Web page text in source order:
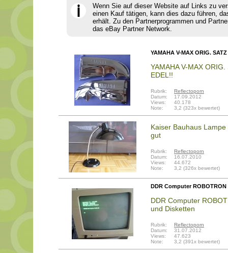
ℹ
Wenn Sie auf dieser Website auf Links zu
einen Kauf tätigen, kann dies dazu führen,
erhält. Zu den Partnerprogrammen und
das eBay Partner Network.
YAMAHA V-MAX ORIG.
YAMAHA V-MAX
EDEL!!
Rubrik:
Reflectoporn
Datum:
17.09.2012
Views:
40.178
Note:
3,2 (323x bewertet)
Kaiser Bauhaus
gut
Rubrik:
Reflectoporn
Datum:
16.07.2010
Views:
44.672
Note:
3,2 (326x bewertet)
DDR Computer ROBOTRON
DDR Computer
und Disketten
Rubrik:
Reflectoporn
Datum:
31.07.2012
Views:
47.623
Note:
3,2 (391x bewertet)